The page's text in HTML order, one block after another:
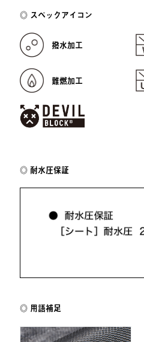
スペックアイコン
撥水加工
難燃加工
耐水圧保証
用語補足